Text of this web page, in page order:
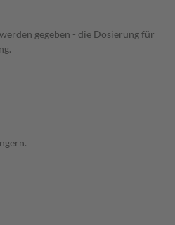
gegeben - die Dosierung für